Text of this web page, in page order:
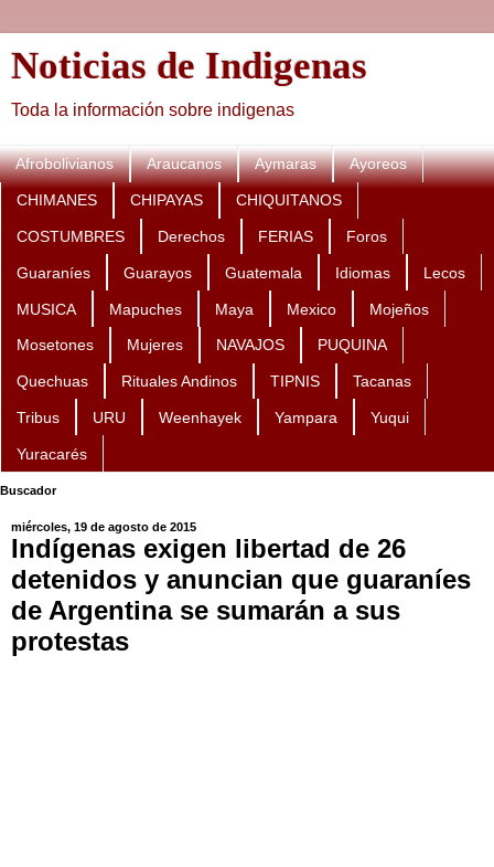
Noticias de Indigenas
Toda la información sobre indigenas
Afrobolivianos Araucanos Aymaras Ayoreos
CHIMANES CHIPAYAS CHIQUITANOS
COSTUMBRES Derechos FERIAS Foros
Guaraníes Guarayos Guatemala Idiomas Lecos
MUSICA Mapuches Maya Mexico Mojeños
Mosetones Mujeres NAVAJOS PUQUINA
Quechuas Rituales Andinos TIPNIS Tacanas
Tribus URU Weenhayek Yampara Yuqui
Yuracarés
Buscador
miércoles, 19 de agosto de 2015
Indígenas exigen libertad de 26
detenidos y anuncian que guaraníes
de Argentina se sumarán a sus
protestas